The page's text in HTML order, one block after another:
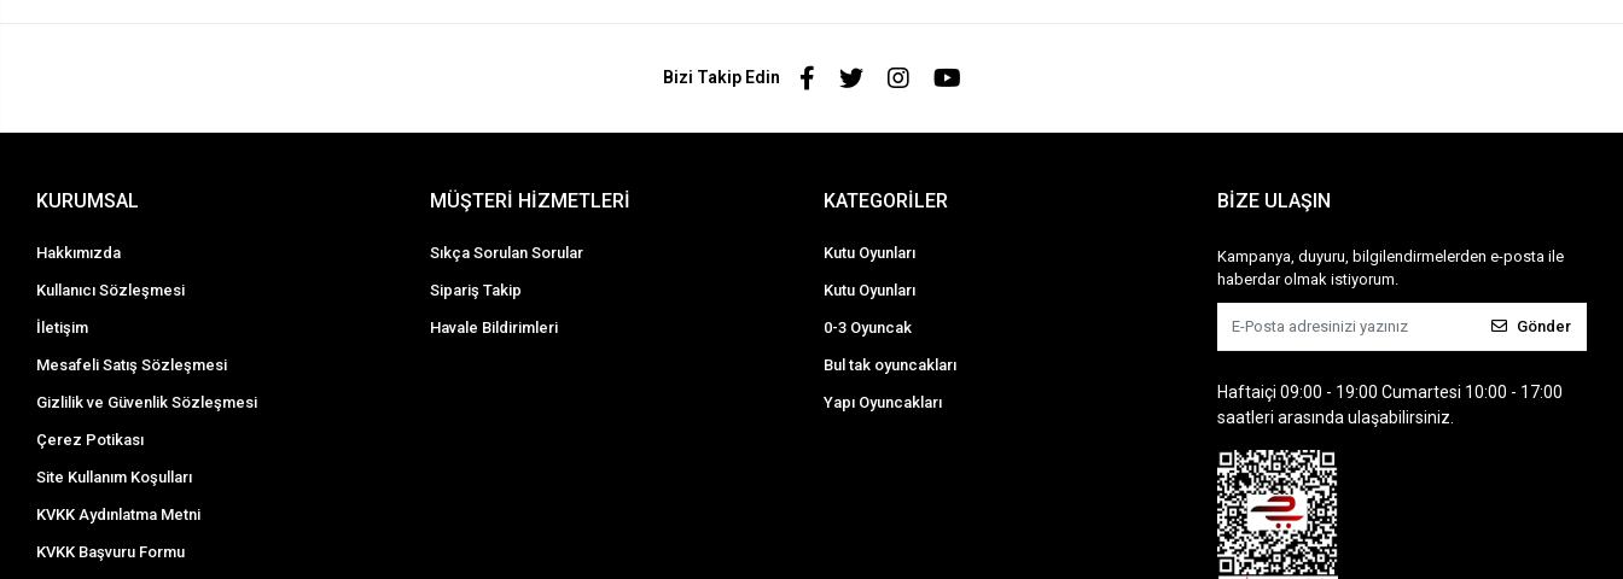
Bizi Takip Edin
KURUMSAL
Hakkımızda
Kullanıcı Sözleşmesi
İletişim
Mesafeli Satış Sözleşmesi
Gizlilik ve Güvenlik Sözleşmesi
Çerez Potikası
Site Kullanım Koşulları
KVKK Aydınlatma Metni
KVKK Başvuru Formu
MÜŞTERİ HİZMETLERİ
Sıkça Sorulan Sorular
Sipariş Takip
Havale Bildirimleri
KATEGORİLER
Kutu Oyunları
Kutu Oyunları
0-3 Oyuncak
Bul tak oyuncakları
Yapı Oyuncakları
BİZE ULAŞIN
Kampanya, duyuru, bilgilendirmelerden e-posta ile
haberdar olmak istiyorum.
Gönder
Haftaiçi 09:00 - 19:00 Cumartesi 10:00 - 17:00
saatleri arasında ulaşabilirsiniz.